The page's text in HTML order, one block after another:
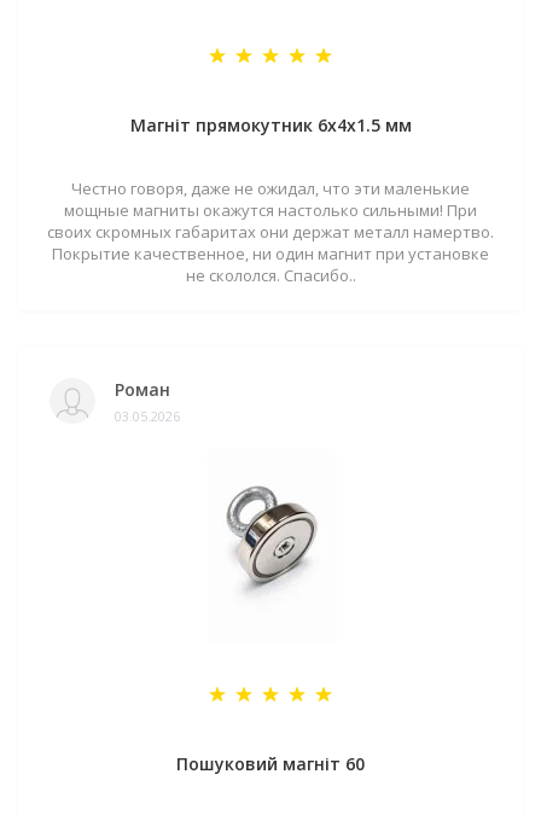
Магніт прямокутник 6х4х1.5 мм
Честно говоря, даже не ожидал, что эти маленькие
мощные магниты окажутся настолько сильными! При
своих скромных габаритах они держат металл намертво.
Покрытие качественное, ни один магнит при установке
не скололся. Спасибо..
Роман
03.05.2026
Пошуковий магніт 60